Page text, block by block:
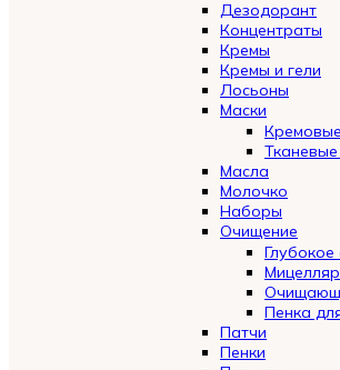
Дезодорант
Концентраты
Кремы
Кремы и гели
Лосьоны
Маски
Масла
Молочко
Наборы
Очищение
Пенка
Патчи
Пенки